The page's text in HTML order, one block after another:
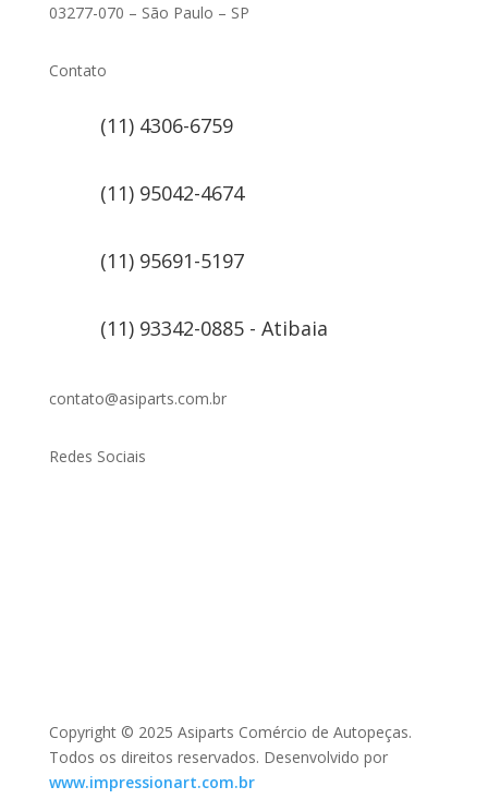
03277-070 – São Paulo – SP
Contato
(11) 4306-6759
(11) 95042-4674
(11) 95691-5197
(11) 93342-0885 - Atibaia
contato@asiparts.com.br
Redes Sociais
Copyright © 2025 Asiparts Comércio de Autopeças.
Todos os direitos reservados. Desenvolvido por
www.impressionart.com.br